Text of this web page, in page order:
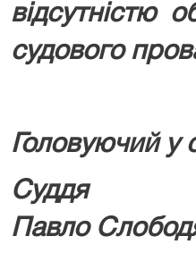
відсутністю
судового
Головуючий у
Павло